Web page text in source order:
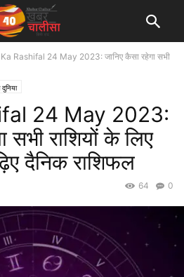
Rashifal 24 May 2023: जानिए कैसा रहेगा सभी
24 May 2023:
सभी राशियों के लिए
दैनिक राशिफल
0
64